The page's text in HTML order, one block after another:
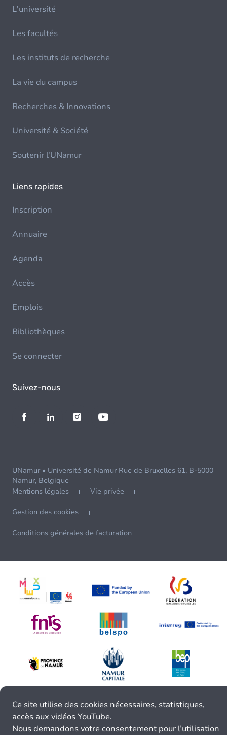
L'université
Les facultés
Les instituts de recherche
La vie du campus
Recherches & Innovations
Université & Société
Soutenir l'UNamur
Liens rapides
Inscription
Annuaire
Agenda
Accès
Emplois
Bibliothèques
Se connecter
Suivez-nous
UNamur • Université de Namur Rue de Bruxelles 61, B-5000
Namur, Belgique
Mentions légales
Vie privée
Gestion des cookies
Conditions générales de facturation
Ce site utilise des cookies nécessaires, statistiques,
accès aux vidéos YouTube.
Nous demandons votre consentement pour l’utilisation